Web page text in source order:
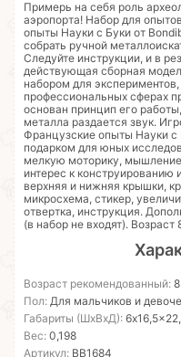
Примерь на себя роль
аэропорта! Набор для
опыты Науки с Буки от
собрать ручной
Следуйте инструкции, и в
действующая сборная
набором для
профессиональных сферах
основан принцип его
металла раздается звук.
Французские опыты Науки с
подарком для юных
мелкую моторику,
интерес к конструированию
верхняя и нижняя крышки,
микросхема, стикер,
отвертка, инструкция.
(в набор не входят). Возраст
Возраст рекомендованный:
Пол: Для мальчиков и
Габариты (ШхВхД):
Вес: 0,198
Артикул: ВВ1684